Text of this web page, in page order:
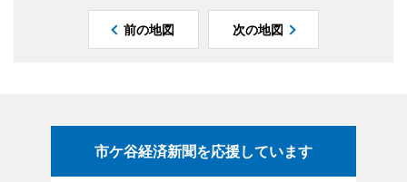
前の地図 次の地図
市ケ谷経済新聞を応援しています